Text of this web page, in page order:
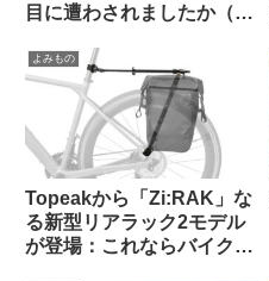
目に遭わされましたか（海
よみもの
Topeakから「Zi:RAK」な
る新型リアラック2モデル
が登場：これならバイクパ